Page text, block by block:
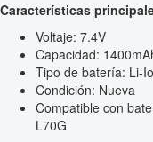
Características
Voltaje: 7.4V
Capacidad:
Tipo de batería: Li-
Condición: Nueva
Compatible con
L70G